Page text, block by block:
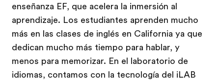
enseñanza EF, que acelera la inmersión al
aprendizaje. Los estudiantes aprenden mucho
más en las clases de inglés en California ya que
dedican mucho más tiempo para hablar, y
menos para memorizar. En el laboratorio de
idiomas, contamos con la tecnología del iLAB